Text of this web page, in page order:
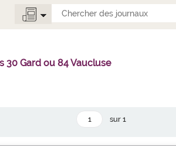
30 Gard ou 84 Vaucluse
sur 1